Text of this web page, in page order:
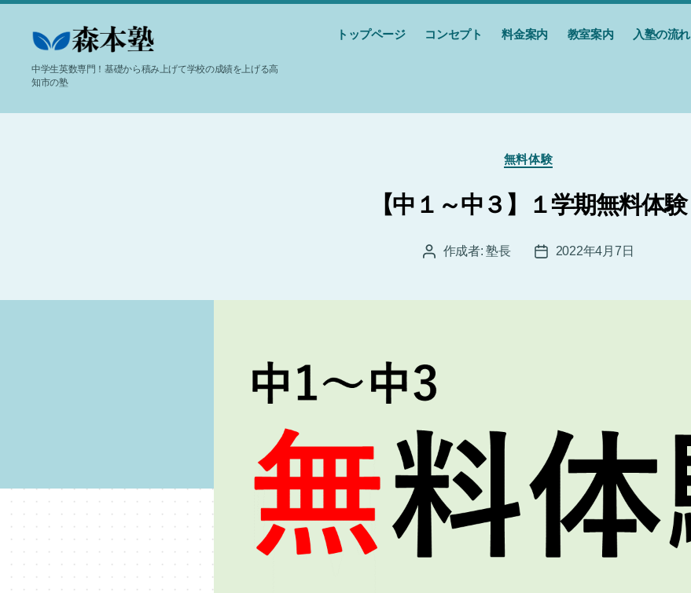
-
高
中学生英数専門！基礎から積み上げて学校の成績を上げる高
知市の塾
トップページ コンセプト 料金案内 教室案内 入塾の流れ
カ
テ
リ
ー
無料体験
【中１～中３】１学期無料体験
投 作成者:塾長
投
2022年4月7日